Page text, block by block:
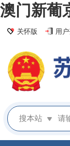
澳门新葡
关怀版 用
搜本站